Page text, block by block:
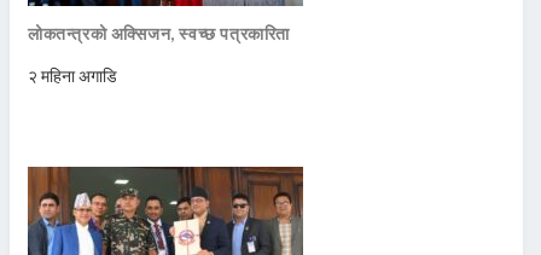
लोकतन्त्रको अक्सिजन, स्वच्छ पत्रकारिता
२ महिना अगाडि